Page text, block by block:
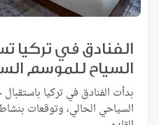
الفنادق في تركيا
السياح للموسم
بدأت الفنادق في تركيا
السياحي الحالي، وتوقعات